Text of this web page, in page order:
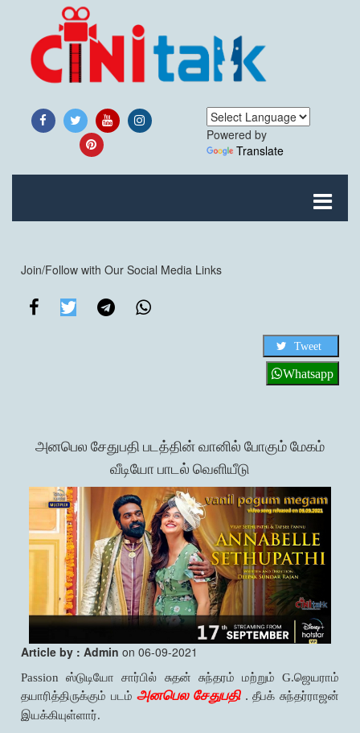
Powered by
Translate
Join/Follow with Our Social Media Links
Tweet
Whatsapp
அனபெல சேதுபதி படத்தின் வானில் போகும் மேகம்
வீடியோ பாடல் வெளியீடு
Article by : Admin on 06-09-2021
Passion ஸ்டுடியோ சார்பில் சுதன் சுந்தரம் மற்றும் G.ஜெயராம்
தயாரித்திருக்கும் படம் அனபெல சேதுபதி. தீபக் சுந்தர்ராஜன்
இயக்கியுள்ளார்.